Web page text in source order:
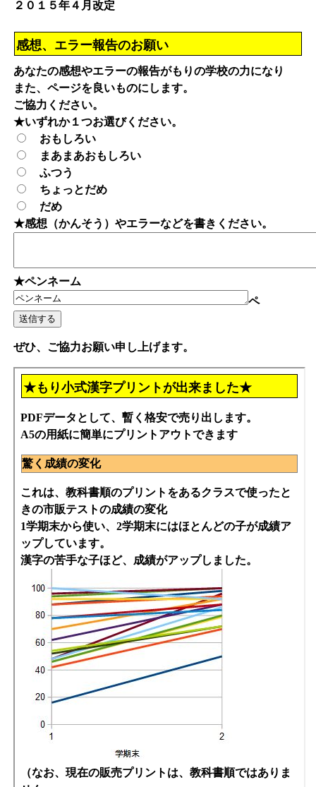
２０１５年４月改定
感想、エラー報告のお願い
あなたの感想やエラーの報告がもりの学校の力になり
また、ページを良いものにします。
ご協力ください。
★いずれか１つお選びください。
おもしろい
まあまあおもしろい
ふつう
ちょっとだめ
だめ
★感想（かんそう）やエラーなどを書きください。
★ペンネーム
ペ
ぜひ、ご協力お願い申し上げます。